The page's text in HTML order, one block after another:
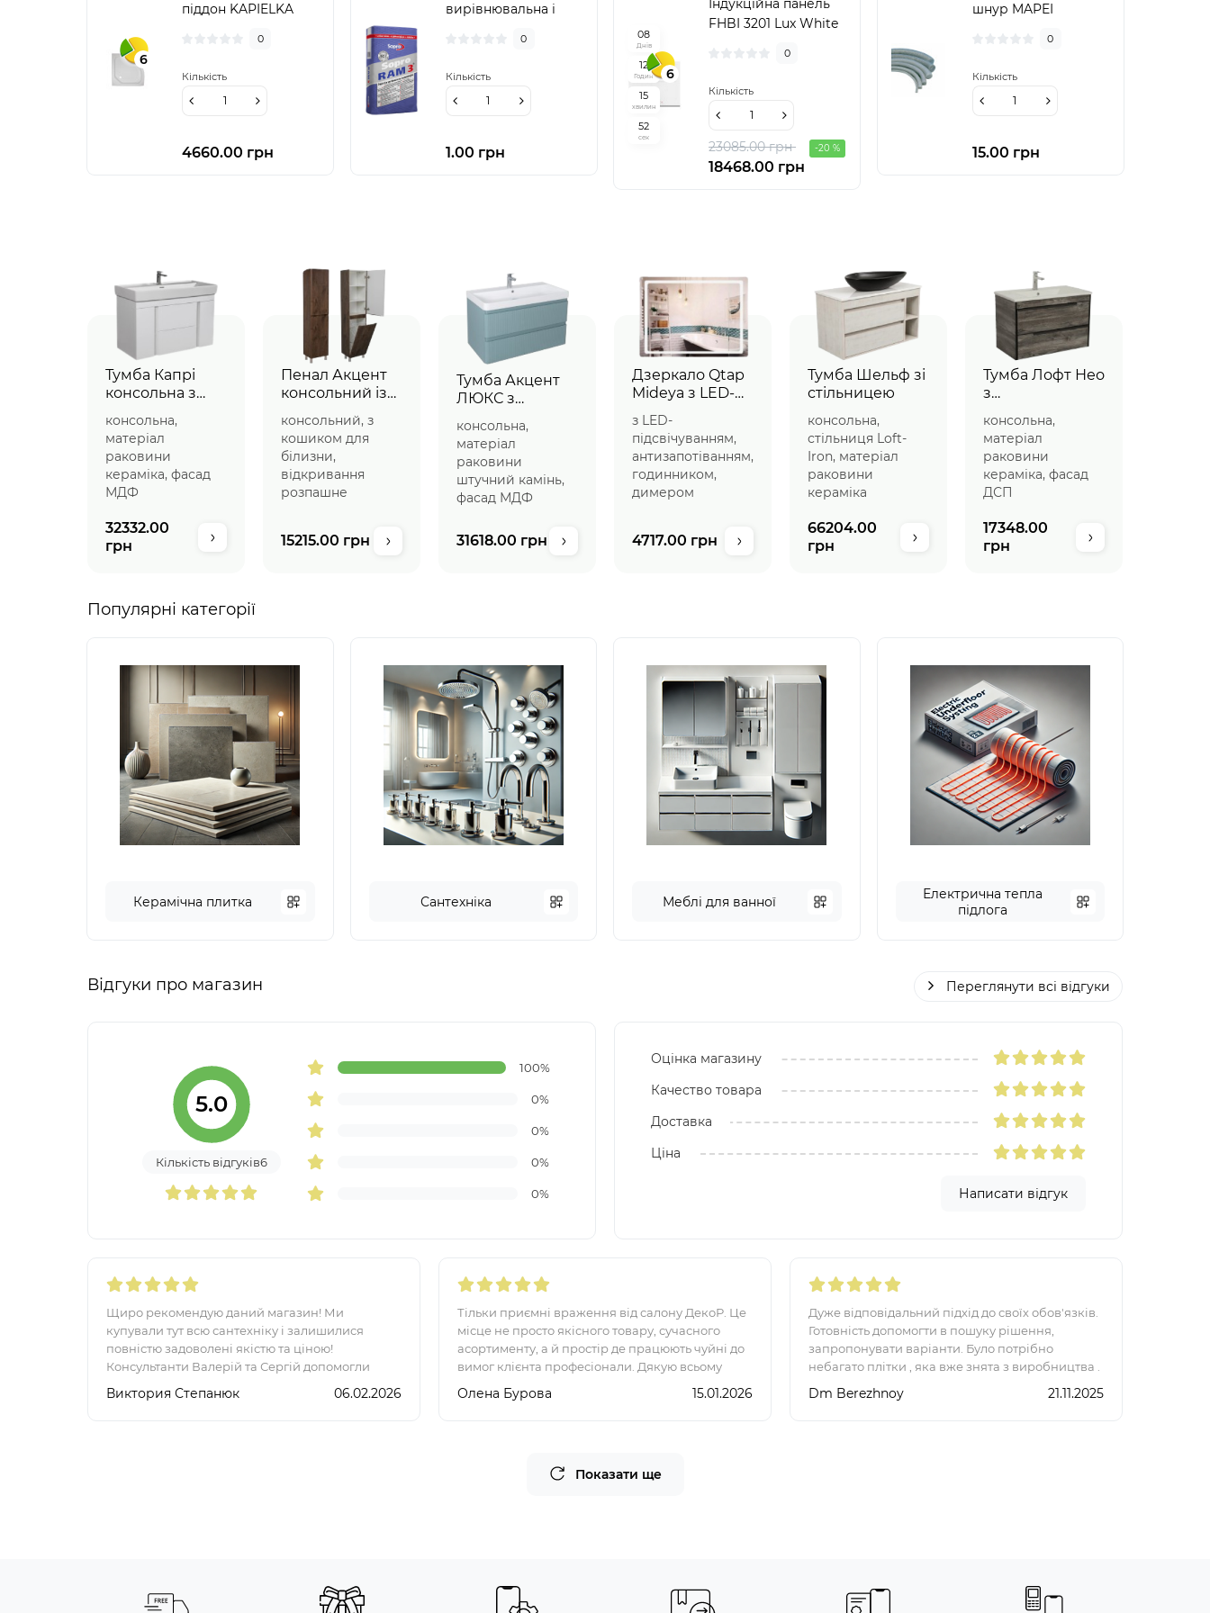
6
піддон KAPIELKA
0
4660.00 грн
Кількість
вирівнювальна і
0
1.00 грн
Кількість 6
08
Днів
12
Годин
15
хвилин
51
сек
Індукційна панель
FHBI 3201 Lux White
0
23085.00 грн -20 %
18468.00 грн
Кількість
шнур MAPEI
0
15.00 грн
Кількість
Тумба Капрі
консольна з
консольна,
матеріал
раковини
кераміка, фасад
МДФ
32332.00
грн
Пенал Акцент
консольний із
консольний, з
кошиком для
білизни,
відкривання
розпашне
15215.00 грн
Тумба Акцент
ЛЮКС з
консольна,
матеріал
раковини
штучний камінь,
фасад МДФ
31618.00 грн
Дзеркало Qtap
Mideya з LED-
підсвічуванням
з LED-
підсвічуванням,
антизапотіванням,
годинником,
димером
4717.00 грн
Тумба Шельф зі
стільницею
консольна,
стільниця Loft-
Iron, матеріал
раковини
кераміка
66204.00
грн
Тумба Лофт Нео
з
консольна,
матеріал
раковини
кераміка, фасад
ДСП
17348.00
грн
Популярні категорії
Керамічна плитка Сантехніка Меблі для ванної
Електрична тепла
підлога
Відгуки про магазин Переглянути всі відгуки
5.0
Кількість відгуків6
100%
0%
0%
0%
0%
Оцінка магазину
Качество товара
Доставка
Ціна
Написати відгук
Щиро рекомендую даний магазин! Ми
купували тут всю сантехніку і залишилися
повністю задоволені якістю та ціною!
Консультанти Валерій та Сергій допомогли
обрати все під наші потреби,кожен товар був
підібраний до вимог та розмірів..
Виктория Степанюк 06.02.2026
Тільки приємні враження від салону ДекоР. Це
місце не просто якісного товару, сучасного
асортименту, а й простір де працюють чуйні до
вимог клієнта професіонали. Дякую всьому
колективу, а особливо Олесі. Від неї дізналась
багато ц..
Олена Бурова 15.01.2026
Дуже відповідальний підхід до своїх обов'язків.
Готовність допомогти в пошуку рішення,
запропонувати варіанти. Було потрібно
небагато плітки , яка вже знята з виробництва .
Співробітник ( на жаль не знаю призвища)
відшукав необх..
Dm Berezhnoy 21.11.2025
Показати ще